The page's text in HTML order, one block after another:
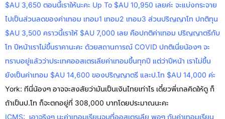
$AU 3,650 ตอนนี้เราให้นะคะ Up To $AU 10,950 เลยค่ะ จะแบ่งกระจาย
ไปเป็นส่วนลดของค่าเทอม เทอม1 เทอม2 เทอม3 ส่วนปริญญาโท ปกติทุน
$AU 3,500 คราวนี้เราให้ $AU 7,000 เลย คือปกติค่าเทอม ปริญญาตรีกับ
โท ปีหน้าเราไม่ขึ้นราคานะคะ ด้วยสถานการณ์ COVID ปกติเนี่ยน้องๆ จะ
ทราบอยู่แล้วว่าประเทศออสเตรเลียค่าเทอมขึ้นทุกปี แต่ว่าปีหน้า เราไม่ขึ้น
ยังเป็นค่าเทอม $AU 14,600 ของปริญญาตรี และป.โท $AU 14,000 ค่ะ
York: ทีนี่น้องๆ อาจจะสงสัยว่ามันเป็นเงินไทยเท่าไร เดี๋ยวพี่เกลคิดให้ดู ก็
ถ้าเป็นป.โท ก็จะตกอยู่ที่ 308,000 บาทโดยประมาณนะคะ
ICMS: เอาจริงๆ นะค่าเทอมเรียนจบที่ออสเตรเลีย พอๆ กับค่าเทอมเรียน